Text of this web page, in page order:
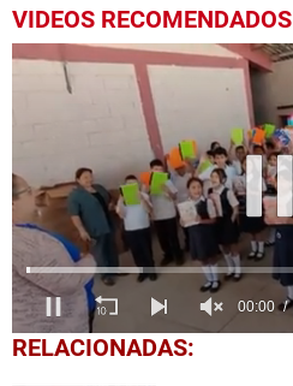
VIDEOS RECOMENDADOS
0
seconds
RELACIONADAS: